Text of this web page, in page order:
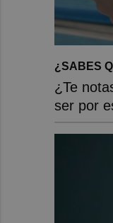
¿SABES
¿Te
ser por